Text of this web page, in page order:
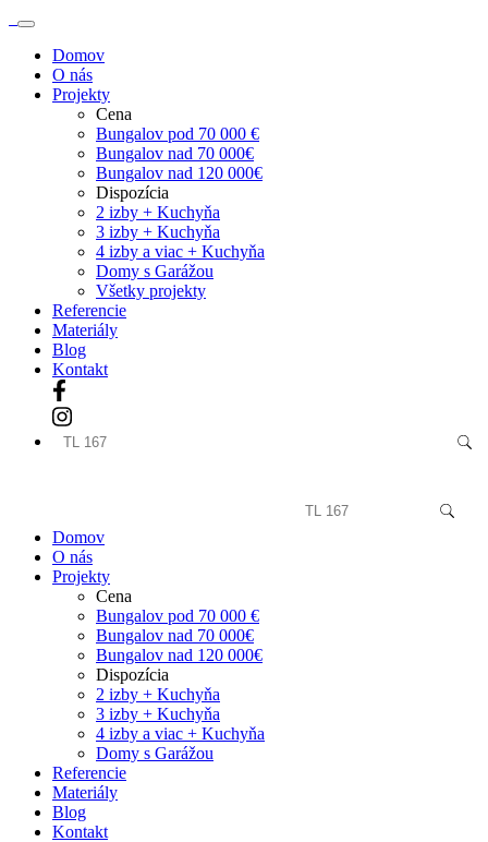
Domov
O nás
Projekty
Cena
Bungalov pod 70 000 €
Bungalov nad 70 000€
Bungalov nad 120 000€
Dispozícia
2 izby + Kuchyňa
3 izby + Kuchyňa
4 izby a viac + Kuchyňa
Domy s Garážou
Všetky projekty
Referencie
Materiály
Blog
Kontakt
Domov
O nás
Projekty
Cena
Bungalov pod 70 000 €
Bungalov nad 70 000€
Bungalov nad 120 000€
Dispozícia
2 izby + Kuchyňa
3 izby + Kuchyňa
4 izby a viac + Kuchyňa
Domy s Garážou
Referencie
Materiály
Blog
Kontakt